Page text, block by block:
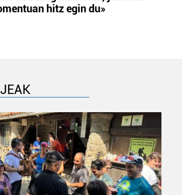
hitz egin du»